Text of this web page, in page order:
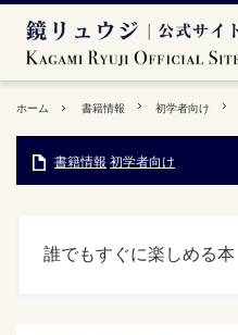
ホーム 書籍情報 初学者向け
書籍情報 初学者向け
誰でもすぐに楽しめる本